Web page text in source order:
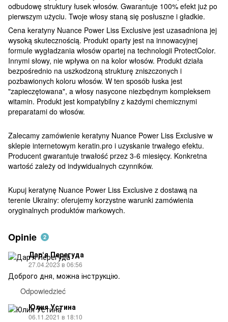
odbudowę struktury łusek włosów. Gwarantuje 100% efekt już po
pierwszym użyciu. Twoje włosy staną się posłuszne i gładkie.
Cena keratyny Nuance Power Liss Exclusive jest uzasadniona jej
wysoką skutecznością. Produkt oparty jest na innowacyjnej
formule wygładzania włosów opartej na technologii ProtectColor.
Innymi słowy, nie wpływa on na kolor włosów. Produkt działa
bezpośrednio na uszkodzoną strukturę zniszczonych i
pozbawionych koloru włosów. W ten sposób łuska jest
"zapieczętowana", a włosy nasycone niezbędnym kompleksem
witamin. Produkt jest kompatybilny z każdymi chemicznymi
preparatami do włosów.
Zalecamy zamówienie keratyny Nuance Power Liss Exclusive w
sklepie internetowym keratin.pro i uzyskanie trwałego efektu.
Producent gwarantuje trwałość przez 3-6 miesięcy. Konkretna
wartość zależy od indywidualnych czynników.
Kupuj keratynę Nuance Power Liss Exclusive z dostawą na
terenie Ukrainy: oferujemy korzystne warunki zamówienia
oryginalnych produktów markowych.
Opinie 2
Дар‘я Перегуда
27.04.2023 в 06:56
Доброго дня, можна інструкцію.
Odpowiedzieć
Юлия Устина
06.11.2021 в 18:10